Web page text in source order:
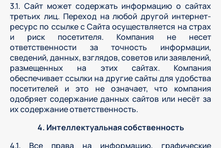
3.1. Сайт может содержать информацию о сайтах
третьих лиц. Переход на любой другой интернет-
ресурс по ссылке с Сайта осуществляется на страх
и риск посетителя. Компания не несет
ответственности за точность информации,
сведений, данных, взглядов, советов или заявлений,
размещенных на этих сайтах. Компания
обеспечивает ссылки на другие сайты для удобства
посетителей и это не означает, что компания
одобряет содержание данных сайтов или несёт за
их содержание ответственность.
4. Интеллектуальная собственность
4.1. Все права на информацию, графические